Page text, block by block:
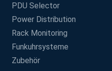
PDU Selector
Power Distribution
Rack Monitoring
Funkuhrsysteme
Zubehör